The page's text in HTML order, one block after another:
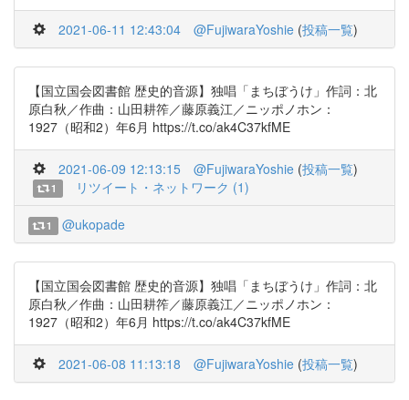
2021-06-11 12:43:04 @FujiwaraYoshie (投稿一覧)
【国立国会図書館 歴史的音源】独唱「まちぼうけ」作詞：北
原白秋／作曲：山田耕筰／藤原義江／ニッポノホン：
1927（昭和2）年6月 https://t.co/ak4C37kfME
2021-06-09 12:13:15 @FujiwaraYoshie (投稿一覧)
1 リツイート・ネットワーク (1)
1 @ukopade
【国立国会図書館 歴史的音源】独唱「まちぼうけ」作詞：北
原白秋／作曲：山田耕筰／藤原義江／ニッポノホン：
1927（昭和2）年6月 https://t.co/ak4C37kfME
2021-06-08 11:13:18 @FujiwaraYoshie (投稿一覧)